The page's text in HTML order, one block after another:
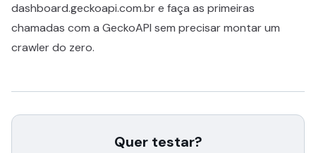
dashboard.geckoapi.com.bre faça as primeiras
chamadas com a GeckoAPI sem precisar montar um
crawler do zero.
Quer testar?